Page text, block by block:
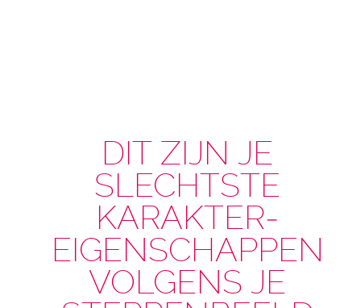
DIT ZIJN JE
SLECHTSTE
KARAKTER­
EIGENSCHAPPEN
VOLGENS JE